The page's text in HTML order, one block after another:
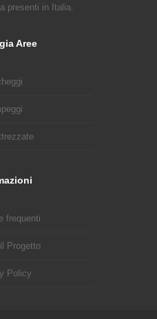
presenti in Italia.
Aree
frequenti
Progetto
Policy